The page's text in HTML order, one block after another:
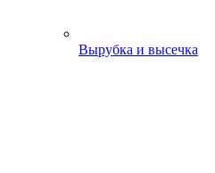
Вырубка и высечка